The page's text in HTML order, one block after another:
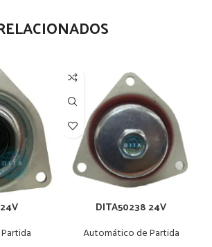
DITA50238 24V
Automático de Partida